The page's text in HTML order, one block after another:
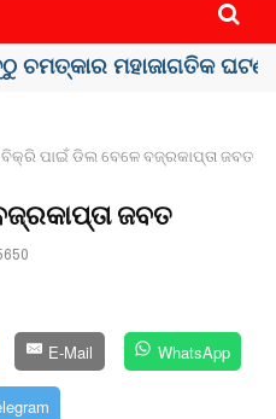
ଫିଭର୍’ ଆତଙ୍କ, ୫୮ ମୃତ
ବିକ୍ରି ପାଇଁ ଡିଲ ବେଳେ ବଜ୍ରକାପ୍ତା ଜବତ
ଜବତ
E-Mail WhatsApp